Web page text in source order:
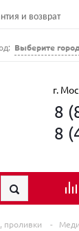
и возврат
Выберите
г.
8
8
-